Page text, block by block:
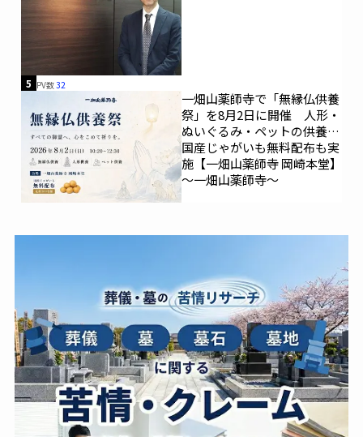
5 PV数32
一畑山薬師寺で「無縁仏供養
祭」を8月2日に開催 人形・
ぬいぐるみ・ペットの供養、
国産じゃがいも無料配布も実
施【一畑山薬師寺 岡崎本堂】
～一畑山薬師寺～